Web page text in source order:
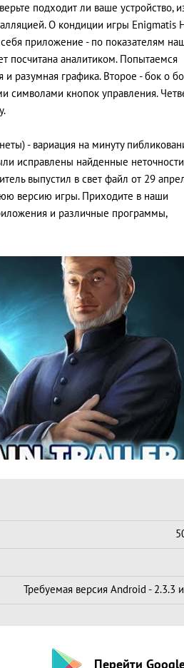
подходит ли ваше устройство,
О кондиции игры Enigmatis
приложение - по показателям
посчитана аналитиком. Попытаемся
разумная графика. Второе - бок о
кнопок управления.
- вариация на минуту
исправлены найденные неточности
выпустил в свет файл от 29
версию игры. Приходите в наши
и различные программы,
Требуемая версия Android - 2.3.3
Перейти